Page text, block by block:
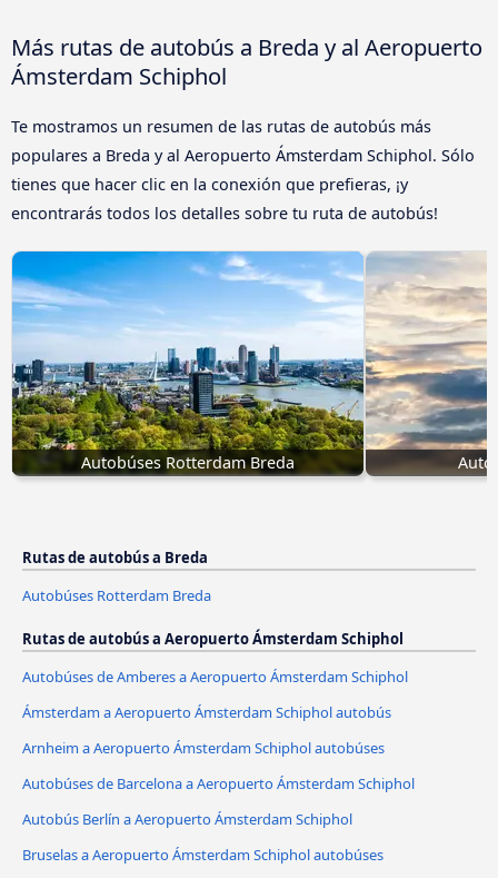
Más rutas de autobús a Breda y al Aeropuerto
Ámsterdam Schiphol
Te mostramos un resumen de las rutas de autobús más
populares a Breda y al Aeropuerto Ámsterdam Schiphol. Sólo
tienes que hacer clic en la conexión que prefieras, ¡y
encontrarás todos los detalles sobre tu ruta de autobús!
Autobúses Rotterdam Breda
Rutas de autobús a Breda
Autobúses Rotterdam Breda
Rutas de autobús a Aeropuerto Ámsterdam Schiphol
Autobúses de Amberes a Aeropuerto Ámsterdam Schiphol
Ámsterdam a Aeropuerto Ámsterdam Schiphol autobús
Arnheim a Aeropuerto Ámsterdam Schiphol autobúses
Autobúses de Barcelona a Aeropuerto Ámsterdam Schiphol
Autobús Berlín a Aeropuerto Ámsterdam Schiphol
Bruselas a Aeropuerto Ámsterdam Schiphol autobúses